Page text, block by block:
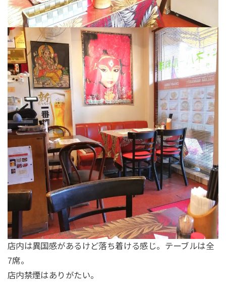
店内は異国感があるけど落ち着ける感じ。テーブルは全
7席。
店内禁煙はありがたい。